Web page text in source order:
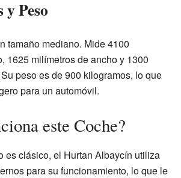
y Peso
tamaño mediano. Mide 4100
1625 milímetros de ancho y 1300
peso es de 900 kilogramos, lo que
para un automóvil.
este Coche?
es clásico, el Hurtan Albaycín utiliza
para su funcionamiento, lo que le